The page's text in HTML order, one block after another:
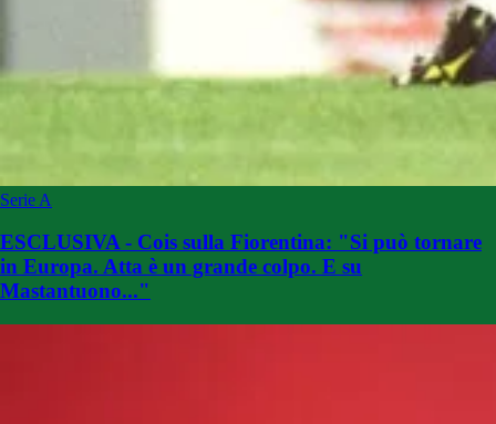
Serie A
ESCLUSIVA - Cois sulla Fiorentina: "Si può tornare
in Europa. Atta è un grande colpo. E su
Mastantuono..."